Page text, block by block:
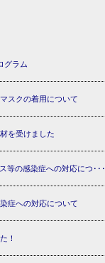
グラム
スクの着用について
を受けました
等の感染症への対応につ･･･
症への対応について
！